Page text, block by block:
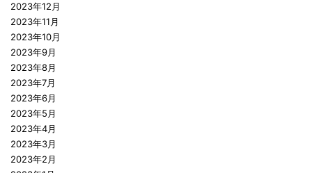
2023年12月
2023年11月
2023年10月
2023年9月
2023年8月
2023年7月
2023年6月
2023年5月
2023年4月
2023年3月
2023年2月